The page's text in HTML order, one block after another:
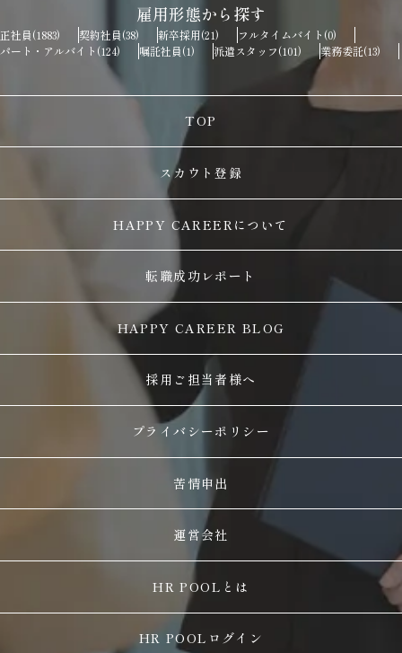
雇用形態から探す
正社員(1883) 契約社員(38) 新卒採用(21) フルタイムバイト (0)
パート・アルバイト (124) 嘱託社員(1) 派遣スタッフ(101) 業務委託(13)
TOP
スカウト登録
HAPPY CAREERについて
転職成功レポート
HAPPY CAREER BLOG
採用ご担当者様へ
プライバシーポリシー
苦情申出
運営会社
HR POOLとは
HR POOLログイン